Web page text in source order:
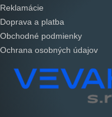
Reklamácie
Doprava a platba
Obchodné podmienky
Ochrana osobných údajov